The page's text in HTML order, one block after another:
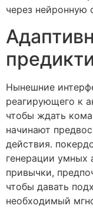
через нейронную
Нынешние
реагирующего к
чтобы ждать
начинают
действия.
генерации умных
привычки,
чтобы давать
необходимый